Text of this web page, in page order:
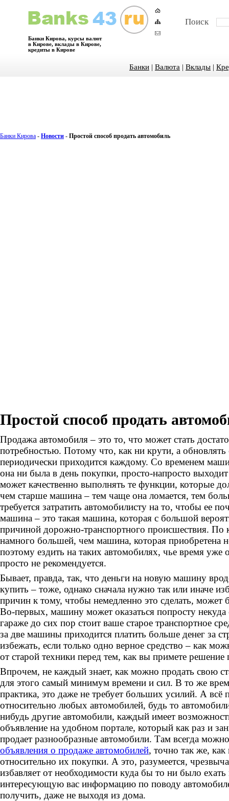
Банки Кирова, курсы валют
в Кирове, вклады в Кирове,
кредиты в Кирове
Поиск
Банки | Валюта | Вклады |
Банки Кирова - Новости - Простой способ продать автомобиль
Простой способ продать
Продажа автомобиля – это то, что может стать
потребностью. Потому что, как ни крути, а обновлять
периодически приходится каждому. Со временем
она ни была в день покупки, просто-напросто
может качественно выполнять те функции, которые
чем старше машина – тем чаще она ломается, тем
требуется затратить автомобилисту на то, чтобы ее
машина – это такая машина, которая с большой
причиной дорожно-транспортного происшествия. По
намного большей, чем машина, которая приобретена
поэтому ездить на таких автомобилях, чье время уже
просто не рекомендуется.
Бывает, правда, так, что деньги на новую машину
купить – тоже, однако сначала нужно так или иначе
причин к тому, чтобы немедленно это сделать, может
Во-первых, машину может оказаться попросту некуда
гараже до сих пор стоит ваше старое транспортное
за две машины приходится платить больше денег за
избежать, если только одно верное средство – как
от старой техники перед тем, как вы примете
Впрочем, не каждый знает, как можно продать свою
для этого самый минимум времени и сил. В то же
практика, это даже не требует больших усилий. А всё
относительно любых автомобилей, будь то
нибудь другие автомобили, каждый имеет
объявление на удобном портале, который как раз и
продает разнообразные автомобили. Там всегда
объявления о продаже автомобилей, точно так же,
относительно их покупки. А это, разумеется,
избавляет от необходимости куда бы то ни было
интересующую вас информацию по поводу
получить, даже не выходя из дома.